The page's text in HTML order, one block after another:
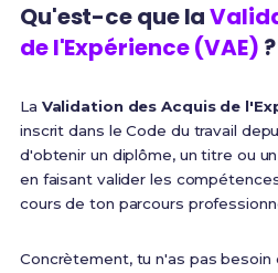
Qu'est-ce que la
de l'Expérience (VAE) ?
La Validation des Acquis de
inscrit dans le Code du travail
d'obtenir un diplôme, un titre ou
en faisant valider les
cours de ton parcours
Concrètement, tu n'as pas besoin